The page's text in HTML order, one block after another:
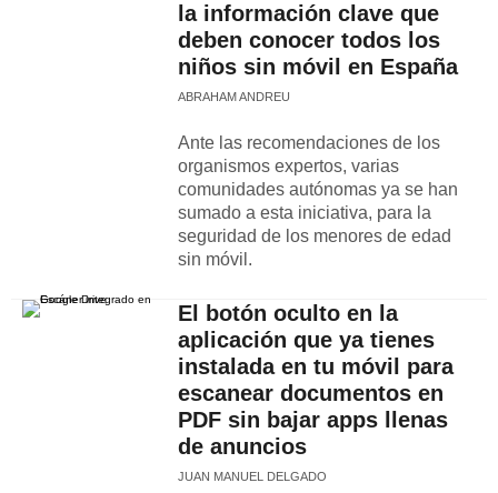
la información clave que
deben conocer todos los
niños sin móvil en España
ABRAHAM ANDREU
Ante las recomendaciones de los
organismos expertos, varias
comunidades autónomas ya se han
sumado a esta iniciativa, para la
seguridad de los menores de edad
sin móvil.
El botón oculto en la
aplicación que ya tienes
instalada en tu móvil para
escanear documentos en
PDF sin bajar apps llenas
de anuncios
JUAN MANUEL DELGADO